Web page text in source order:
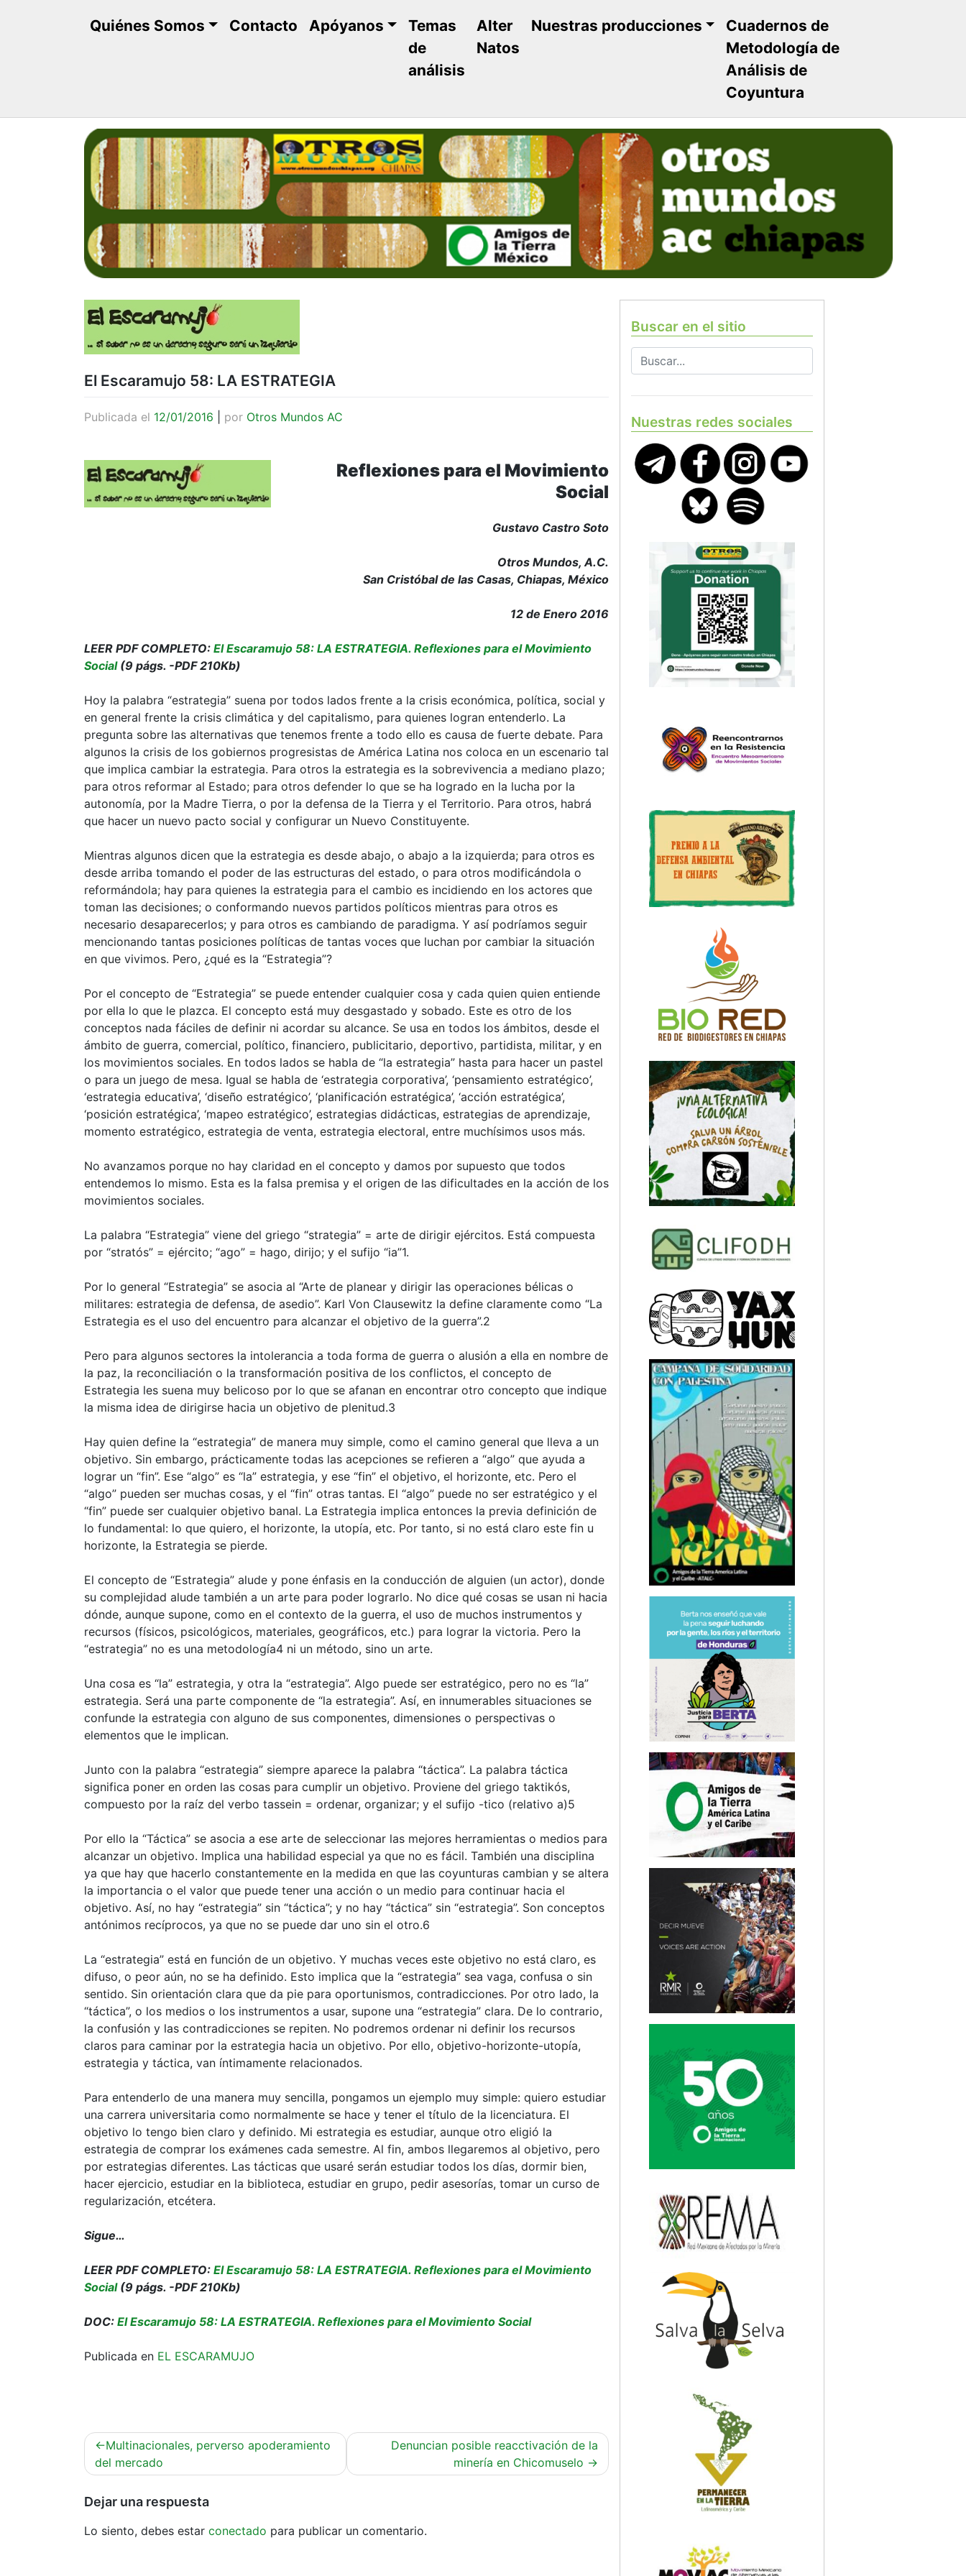
Quiénes Somos Contacto Apóyanos
Temas
de
análisis
Alter
Natos
Nuestras producciones
Cuadernos de
Metodología de
Análisis de
Coyuntura
El Escaramujo 58: LA ESTRATEGIA
Publicada el 12/01/2016 por Otros Mundos AC
Reflexiones para el Movimiento
Social
Gustavo Castro Soto
Otros Mundos, A.C.
San Cristóbal de las Casas, Chiapas, México
12 de Enero 2016
LEER PDF COMPLETO: El Escaramujo 58: LA ESTRATEGIA. Reflexiones para el Movimiento
Social(9 págs. -PDF 210Kb)
Hoy la palabra “estrategia” suena por todos lados frente a la crisis económica, política, social y
en general frente la crisis climática y del capitalismo, para quienes logran entenderlo. La
pregunta sobre las alternativas que tenemos frente a todo ello es causa de fuerte debate. Para
algunos la crisis de los gobiernos progresistas de América Latina nos coloca en un escenario tal
que implica cambiar la estrategia. Para otros la estrategia es la sobrevivencia a mediano plazo;
para otros reformar al Estado; para otros defender lo que se ha logrado en la lucha por la
autonomía, por la Madre Tierra, o por la defensa de la Tierra y el Territorio. Para otros, habrá
que hacer un nuevo pacto social y configurar un Nuevo Constituyente.
Mientras algunos dicen que la estrategia es desde abajo, o abajo a la izquierda; para otros es
desde arriba tomando el poder de las estructuras del estado, o para otros modificándola o
reformándola; hay para quienes la estrategia para el cambio es incidiendo en los actores que
toman las decisiones; o conformando nuevos partidos políticos mientras para otros es
necesario desaparecerlos; y para otros es cambiando de paradigma. Y así podríamos seguir
mencionando tantas posiciones políticas de tantas voces que luchan por cambiar la situación
en que vivimos. Pero, ¿qué es la “Estrategia”?
Por el concepto de “Estrategia” se puede entender cualquier cosa y cada quien quien entiende
por ella lo que le plazca. El concepto está muy desgastado y sobado. Este es otro de los
conceptos nada fáciles de definir ni acordar su alcance. Se usa en todos los ámbitos, desde el
ámbito de guerra, comercial, político, financiero, publicitario, deportivo, partidista, militar, y en
los movimientos sociales. En todos lados se habla de “la estrategia” hasta para hacer un pastel
o para un juego de mesa. Igual se habla de ‘estrategia corporativa’, ‘pensamiento estratégico’,
‘estrategia educativa’, ‘diseño estratégico’, ‘planificación estratégica’, ‘acción estratégica’,
‘posición estratégica’, ‘mapeo estratégico’, estrategias didácticas, estrategias de aprendizaje,
momento estratégico, estrategia de venta, estrategia electoral, entre muchísimos usos más.
No avanzamos porque no hay claridad en el concepto y damos por supuesto que todos
entendemos lo mismo. Esta es la falsa premisa y el origen de las dificultades en la acción de los
movimientos sociales.
La palabra “Estrategia” viene del griego “strategia” = arte de dirigir ejércitos. Está compuesta
por “stratós” = ejército; “ago” = hago, dirijo; y el sufijo “ia”1.
Por lo general “Estrategia” se asocia al “Arte de planear y dirigir las operaciones bélicas o
militares: estrategia de defensa, de asedio”. Karl Von Clausewitz la define claramente como “La
Estrategia es el uso del encuentro para alcanzar el objetivo de la guerra”.2
Pero para algunos sectores la intolerancia a toda forma de guerra o alusión a ella en nombre de
la paz, la reconciliación o la transformación positiva de los conflictos, el concepto de
Estrategia les suena muy belicoso por lo que se afanan en encontrar otro concepto que indique
la misma idea de dirigirse hacia un objetivo de plenitud.3
Hay quien define la “estrategia” de manera muy simple, como el camino general que lleva a un
objetivo. Sin embargo, prácticamente todas las acepciones se refieren a “algo” que ayuda a
lograr un “fin”. Ese “algo” es “la” estrategia, y ese “fin” el objetivo, el horizonte, etc. Pero el
“algo” pueden ser muchas cosas, y el “fin” otras tantas. El “algo” puede no ser estratégico y el
“fin” puede ser cualquier objetivo banal. La Estrategia implica entonces la previa definición de
lo fundamental: lo que quiero, el horizonte, la utopía, etc. Por tanto, si no está claro este fin u
horizonte, la Estrategia se pierde.
El concepto de “Estrategia” alude y pone énfasis en la conducción de alguien (un actor), donde
su complejidad alude también a un arte para poder lograrlo. No dice qué cosas se usan ni hacia
dónde, aunque supone, como en el contexto de la guerra, el uso de muchos instrumentos y
recursos (físicos, psicológicos, materiales, geográficos, etc.) para lograr la victoria. Pero la
“estrategia” no es una metodología4 ni un método, sino un arte.
Una cosa es “la” estrategia, y otra la “estrategia”. Algo puede ser estratégico, pero no es “la”
estrategia. Será una parte componente de “la estrategia”. Así, en innumerables situaciones se
confunde la estrategia con alguno de sus componentes, dimensiones o perspectivas o
elementos que le implican.
Junto con la palabra “estrategia” siempre aparece la palabra “táctica”. La palabra táctica
significa poner en orden las cosas para cumplir un objetivo. Proviene del griego taktikós,
compuesto por la raíz del verbo tassein = ordenar, organizar; y el sufijo -tico (relativo a)5
Por ello la “Táctica” se asocia a ese arte de seleccionar las mejores herramientas o medios para
alcanzar un objetivo. Implica una habilidad especial ya que no es fácil. También una disciplina
ya que hay que hacerlo constantemente en la medida en que las coyunturas cambian y se altera
la importancia o el valor que puede tener una acción o un medio para continuar hacia el
objetivo. Así, no hay “estrategia” sin “táctica”; y no hay “táctica” sin “estrategia”. Son conceptos
antónimos recíprocos, ya que no se puede dar uno sin el otro.6
La “estrategia” está en función de un objetivo. Y muchas veces este objetivo no está claro, es
difuso, o peor aún, no se ha definido. Esto implica que la “estrategia” sea vaga, confusa o sin
sentido. Sin orientación clara que da pie para oportunismos, contradicciones. Por otro lado, la
“táctica”, o los medios o los instrumentos a usar, supone una “estrategia” clara. De lo contrario,
la confusión y las contradicciones se repiten. No podremos ordenar ni definir los recursos
claros para caminar por la estrategia hacia un objetivo. Por ello, objetivo-horizonte-utopía,
estrategia y táctica, van íntimamente relacionados.
Para entenderlo de una manera muy sencilla, pongamos un ejemplo muy simple: quiero estudiar
una carrera universitaria como normalmente se hace y tener el título de la licenciatura. El
objetivo lo tengo bien claro y definido. Mi estrategia es estudiar, aunque otro eligió la
estrategia de comprar los exámenes cada semestre. Al fin, ambos llegaremos al objetivo, pero
por estrategias diferentes. Las tácticas que usaré serán estudiar todos los días, dormir bien,
hacer ejercicio, estudiar en la biblioteca, estudiar en grupo, pedir asesorías, tomar un curso de
regularización, etcétera.
Sigue…
LEER PDF COMPLETO: El Escaramujo 58: LA ESTRATEGIA. Reflexiones para el Movimiento
Social(9 págs. -PDF 210Kb)
DOC: El Escaramujo 58: LA ESTRATEGIA. Reflexiones para el Movimiento Social
Publicada en EL ESCARAMUJO
Navegación
de
Multinacionales, perverso apoderamiento
del mercado
Denuncian posible reacctivación de la
minería en Chicomuselo
Dejar una respuesta
Lo siento, debes estar conectado para publicar un comentario.
Buscar en el sitio
Nuestras redes sociales